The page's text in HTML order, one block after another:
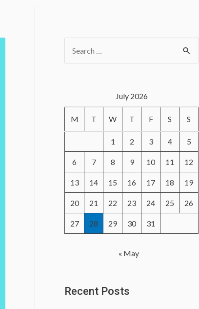
c
o
r
July 2026
M T W T F S S
1 2 3 4 5
6 7 8 9 10 11 12
13 14 15 16 17 18 19
20 21 22 23 24 25 26
27 28 29 30 31
« May
Recent Posts